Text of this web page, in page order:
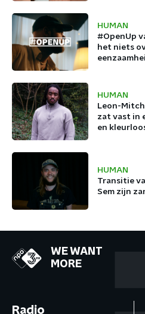
HUMAN
#OpenUp
het niets
HUMAN
Leon-
zat vast in
en
HUMAN
Transitie
Sem zijn
WE WANT
MORE
Radio